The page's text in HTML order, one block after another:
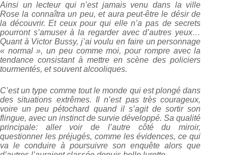
Ainsi un lecteur qui n’est jamais venu dans la ville
Rose la connaîtra un peu, et aura peut-être le désir de
la découvrir. Et ceux pour qui elle n’a pas de secrets
pourront s’amuser à la regarder avec d’autres yeux…
Quant à Victor Bussy, j’ai voulu en faire un personnage
« normal », un peu comme moi, pour rompre avec la
tendance consistant à mettre en scène des policiers
tourmentés, et souvent alcooliques.
C’est un type comme tout le monde qui est plongé dans
des situations extrêmes. Il n’est pas très courageux,
voire un peu pétochard quand il s’agit de sortir son
flingue, avec un instinct de survie développé. Sa qualité
principale: aller voir de l’autre côté du miroir,
questionner les préjugés, comme les évidences, ce qui
va le conduire à poursuivre son enquête alors que